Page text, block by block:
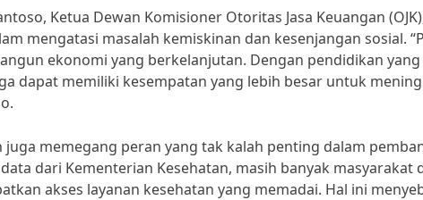
Ketua Dewan Komisioner Otoritas Jasa Keuangan
mengatasi masalah kemiskinan dan kesenjangan sosial.
ekonomi yang berkelanjutan. Dengan pendidikan
dapat memiliki kesempatan yang lebih besar untuk
juga memegang peran yang tak kalah penting dalam
dari Kementerian Kesehatan, masih banyak masyarakat
akses layanan kesehatan yang memadai. Hal ini